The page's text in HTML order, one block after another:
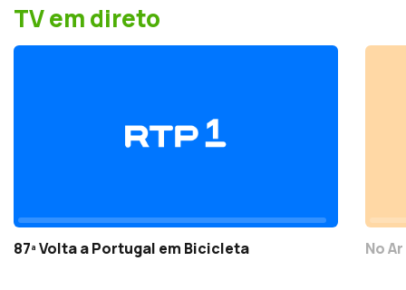
TV em direto
87ª Volta a Portugal em Bicicleta No Ar